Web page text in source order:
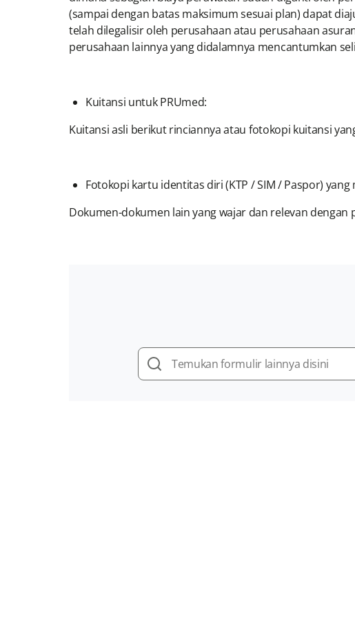
(sampai dengan batas maksimum sesuai plan) dapat
telah dilegalisir oleh perusahaan atau perusahaan
perusahaan lainnya yang didalamnya mencantumkan
Kuitansi untuk PRUmed:
Kuitansi asli berikut rinciannya atau fotokopi kuitansi
Fotokopi kartu identitas diri (KTP / SIM / Paspor) yang
Dokumen-dokumen lain yang wajar dan relevan